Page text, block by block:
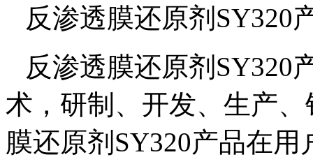
反渗透膜还原剂 SY320
反渗透膜还原剂 SY320
术，研制、开发、生产
膜还原剂 SY320产品在用